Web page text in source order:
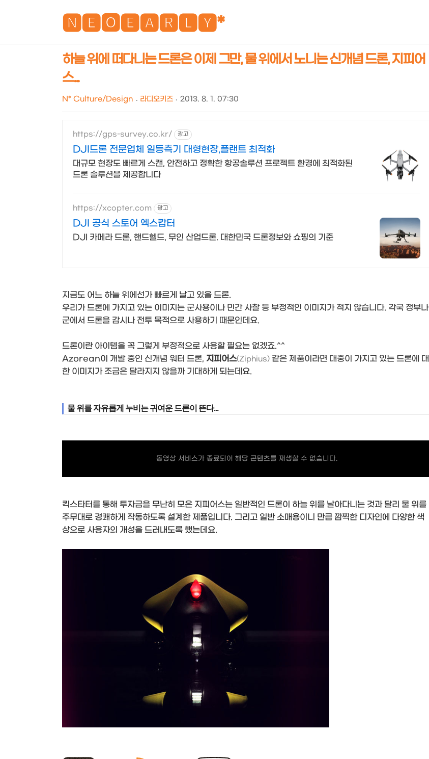
🅽🅴🅾🅴🅰🆁🅻🆈*NEOEARLY*
하늘 위에 떠다니는 드론은 이제 그만, 물 위에서 노니는 신개념 드론, 지피어
스...
N* Culture/Design 라디오키즈 2013. 8. 1. 07:30
https://gps-survey.co.kr/ 광고
DJI드론 전문업체 일등측기 대형현장,플랜트 최적화
대규모 현장도 빠르게 스캔, 안전하고 정확한 항공솔루션 프로젝트 환경에 최적화된
드론 솔루션을 제공합니다
https://xcopter.com 광고
DJI 공식 스토어 엑스캅터
DJI 카메라 드론, 핸드헬드, 무인 산업드론. 대한민국 드론정보와 쇼핑의 기준
지금도 어느 하늘 위에선가 빠르게 날고 있을 드론.
우리가 드론에 가지고 있는 이미지는 군사용이나 민간 사찰 등 부정적인 이미지가 적지 않습니다. 각국 정부나
군에서 드론을 감시나 전투 목적으로 사용하기 때문인데요.
드론이란 아이템을 꼭 그렇게 부정적으로 사용할 필요는 없겠죠.^^
Azorean이 개발 중인 신개념 워터 드론, 지피어스(Ziphius) 같은 제품이라면 대중이 가지고 있는 드론에 대
한 이미지가 조금은 달라지지 않을까 기대하게 되는데요.
물 위를 자유롭게 누비는 귀여운 드론이 뜬다...
동영상 서비스가 종료되어 해당 콘텐츠를 재생할 수 없습니다.
킥스타터를 통해 투자금을 무난히 모은 지피어스는 일반적인 드론이 하늘 위를 날아다니는 것과 달리 물 위를
주무대로 경쾌하게 작동하도록 설계한 제품입니다. 그리고 일반 소매용이니 만큼 깜찍한 디자인에 다양한 색
상으로 사용자의 개성을 드러내도록 했는데요.